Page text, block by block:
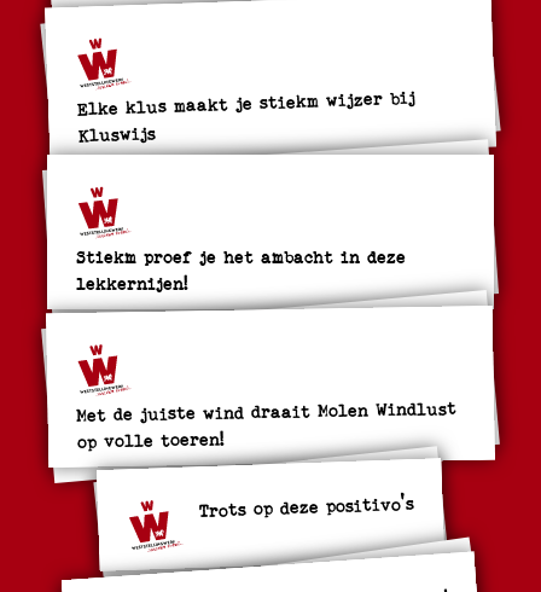
Elke klus maakt je stiekm wijzer bij
Kluswijs
Stiekm proef je het ambacht in deze
lekkernijen!
Met de juiste wind draait Molen Windlust
op volle toeren!
Trots op deze positivo's